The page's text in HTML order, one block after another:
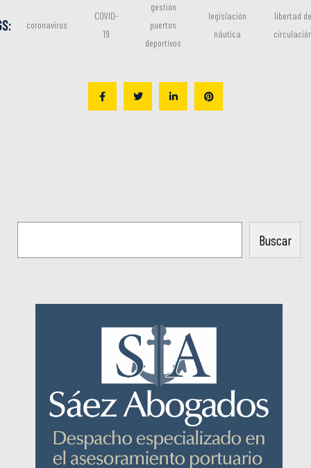
coronavirus
COVID-
19
gestión
puertos
deportivos
legislación
náutica
libertad de
Buscar